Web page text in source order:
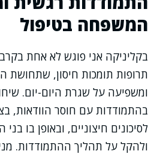
המשפחה בטיפול
בקליניקה אני פוגש לא אחת
תרופות תומכות חיסון, שתחושת
ומשפיעה על שגרת היום-יום.
בהתמודדות עם חוסר הוודאות,
לסיכונים חיצוניים, ובאופן בו
ולהקל על תהליך ההתמודדות.